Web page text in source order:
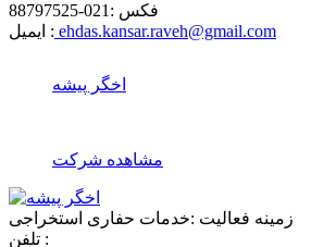
فکس : 021-88797525
ایمیل : ehdas.kansar.raveh@gmail.com
اخگر پیشه
مشاهده شرکت
زمینه فعالیت :خدمات حفاری استخراجی
تلفن :